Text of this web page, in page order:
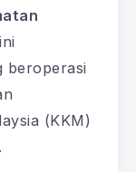
beroperasi
(KKM)